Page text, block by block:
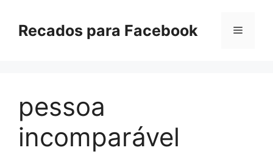
paraRecados para Facebook Menu
pessoa
incomparável